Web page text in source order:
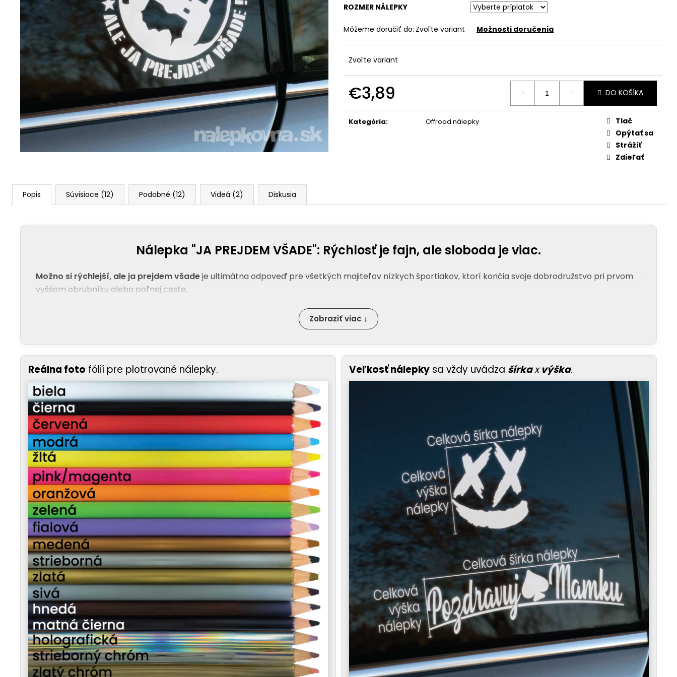
ROZMER NÁLEPKY
Môžeme doručiť do: Zvoľte variant Možnosti doručenia
Zvoľte variant
€3,89
cena:
DO KOŠÍKA
Kategória: Offroad nálepky
Tlač
Opýtať sa
Strážiť
Zdieľať
Popis Súvisiace (12) Podobné (12) Videá (2) Diskusia
Nálepka "JA PREJDEM VŠADE": Rýchlosť je fajn, ale sloboda je viac.
Možno si rýchlejší, ale ja prejdem všadeje ultimátna odpoveď pre všetkých majiteľov nízkych športiakov, ktorí končia svoje dobrodružstvo pri prvom
vyššom obrubníku alebo poľnej ceste.
Zobraziť viac ↓
Reálna foto fólií pre plotrované nálepky. Veľkosť nálepky sa vždy uvádza šírkaxvýška.